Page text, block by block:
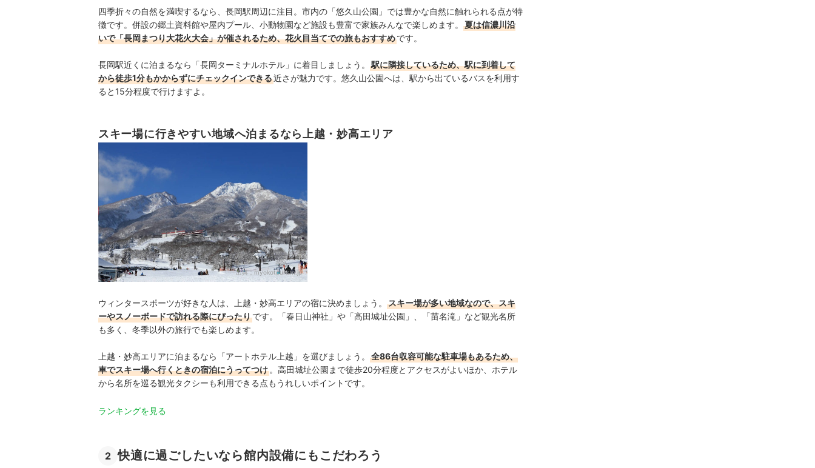
四季折々の自然を満喫するなら、長岡駅周辺に注目。市内の「悠久山公園」では豊かな自然に触れられる点が特
徴です。併設の郷土資料館や屋内プール、小動物園など施設も豊富で家族みんなで楽しめます。
夏は信濃川沿
いで「長岡まつり大花火大会」が催されるため、花火目当てでの旅もおすすめです。
長岡駅近くに泊まるなら「長岡ターミナルホテル」に着目しましょう。
駅に隣接しているため、駅に到着して
から徒歩1分もかからずにチェックインできる近さが魅力です。悠久山公園へは、駅から出ているバスを利用す
ると15分程度で行けますよ。
スキー場に行きやすい地域へ泊まるなら上越・妙高エリア
出典：myokotourism.jp
ウィンタースポーツが好きな人は、上越・妙高エリアの宿に決めましょう。
スキー場が多い地域なので、スキ
ーやスノーボードで訪れる際にぴったりです。「春日山神社」や「高田城址公園」、「苗名滝」など観光名所
も多く、冬季以外の旅行でも楽しめます。
上越・妙高エリアに泊まるなら「アートホテル上越」を選びましょう。
全86台収容可能な駐車場もあるため、
車でスキー場へ行くときの宿泊にうってつけ 。高田城址公園まで徒歩20分程度とアクセスがよいほか、ホテル
から名所を巡る観光タクシーも利用できる点もうれしいポイントです。
ランキングを見る
2 快適に過ごしたいなら館内設備にもこだわろう